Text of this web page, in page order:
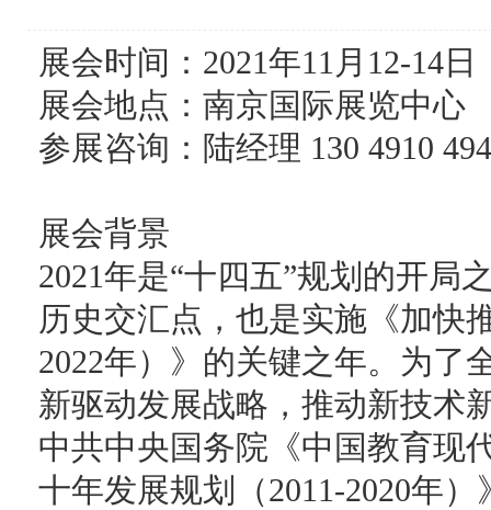
展会时间：2021年11月12-14日
展会地点：南京国际展览中心
参展咨询：陆经理 130 4910
展会背景
2021年是“十四五”规划的开局
历史交汇点，也是实施《加快
2022年）》的关键之年。为了
新驱动发展战略，推动新技术
中共中央国务院《中国教育现
十年发展规划（2011-2020年